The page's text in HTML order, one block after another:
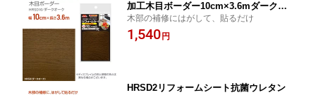
加工木目ボーダー10cm×3.6mダークオ
ーク
木部の補修にはがして、貼るだけ
1,540 円
HRSD2リフォームシート抗菌ウレタン